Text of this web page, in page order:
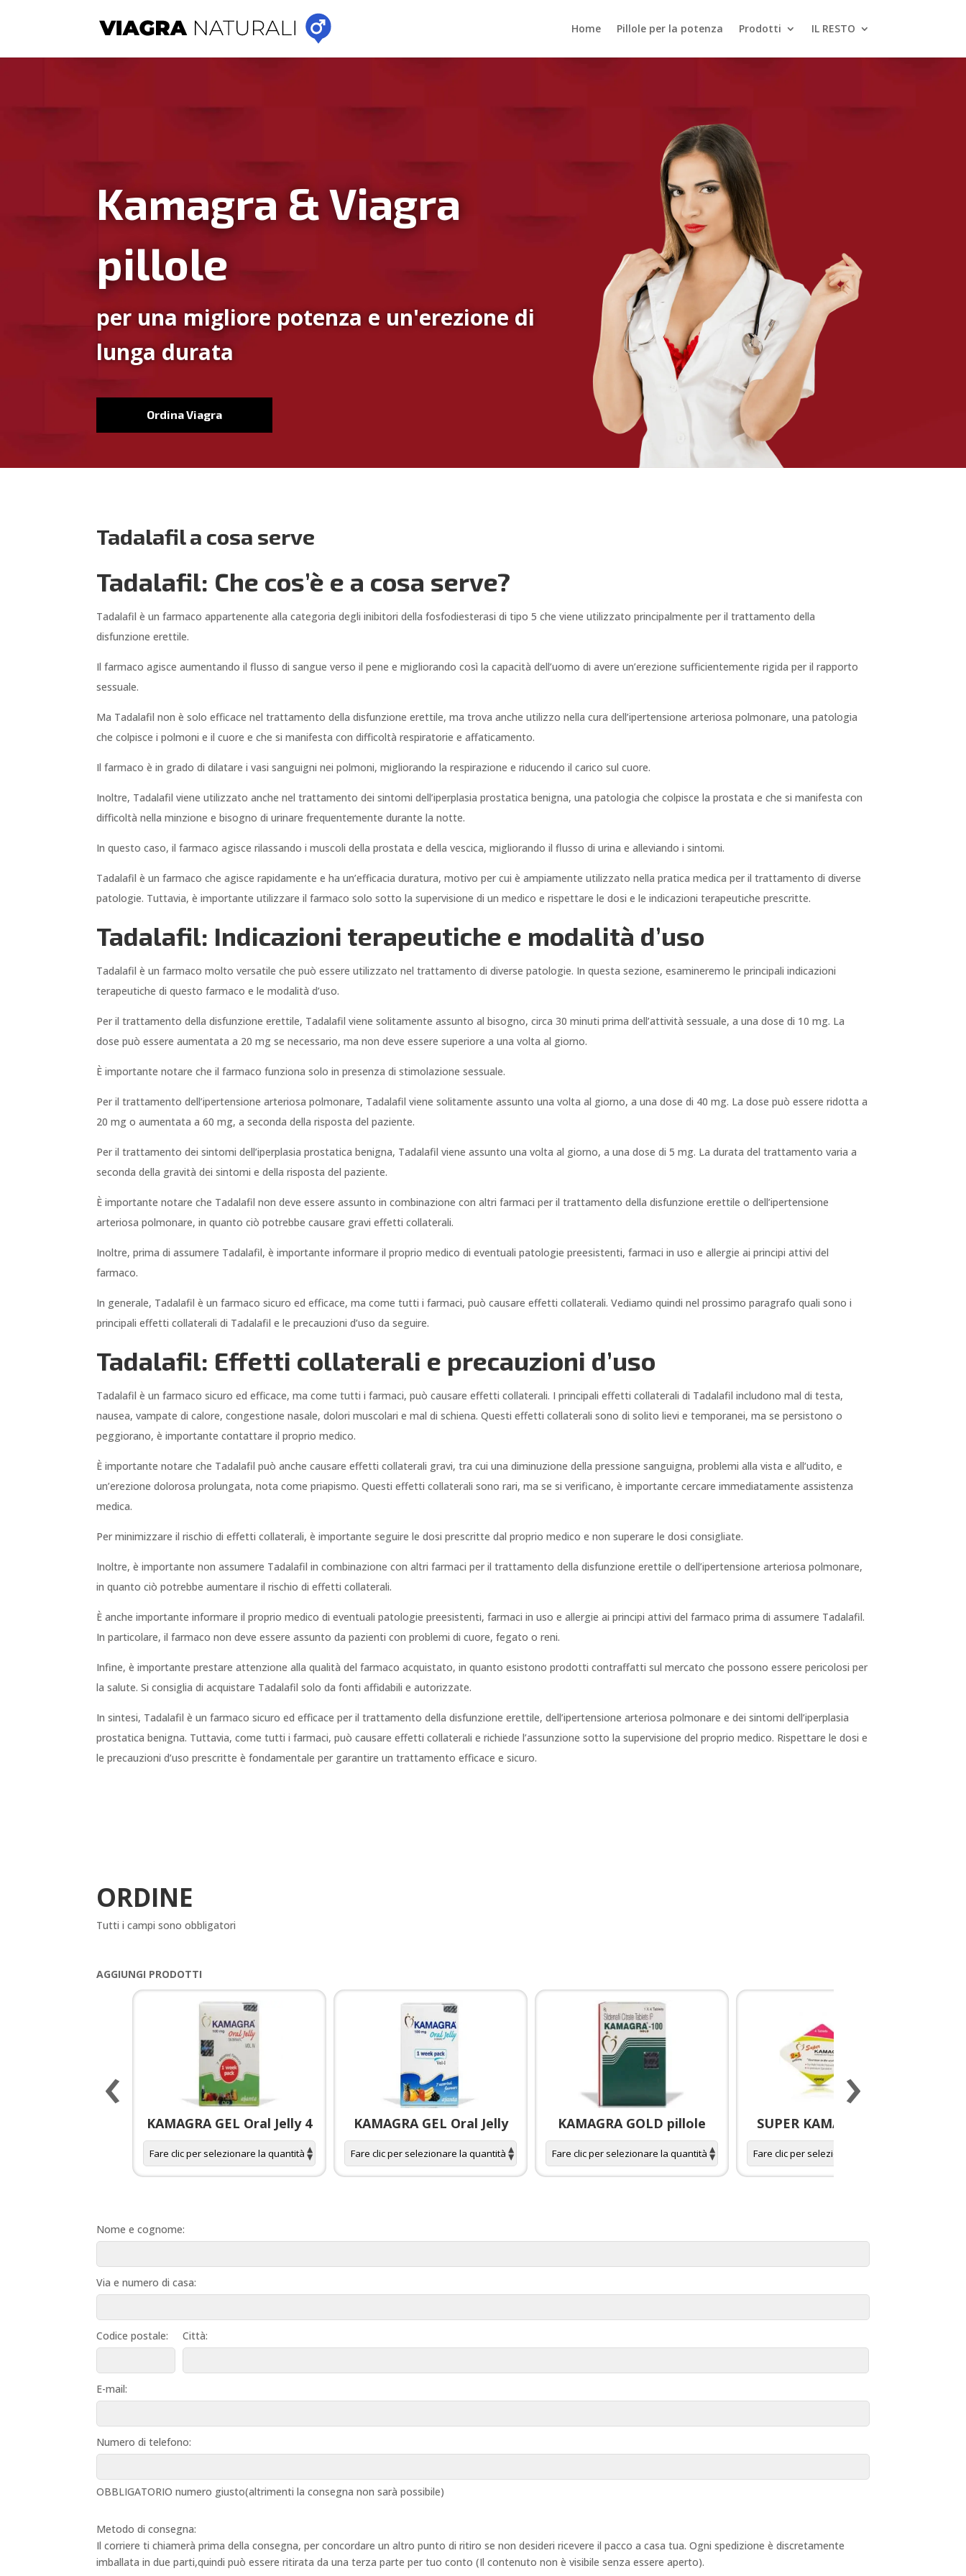
Home Pillole per la potenza Prodotti IL RESTO
Kamagra & Viagra
pillole
per una migliore potenza e un'erezione di
lunga durata
Ordina Viagra
Tadalafil a cosa serve
Tadalafil: Che cos’è e a cosa serve?
Tadalafil è un farmaco appartenente alla categoria degli inibitori della fosfodiesterasi di tipo 5 che viene utilizzato principalmente per il trattamento della
disfunzione erettile.
Il farmaco agisce aumentando il flusso di sangue verso il pene e migliorando così la capacità dell’uomo di avere un’erezione sufficientemente rigida per il rapporto
sessuale.
Ma Tadalafil non è solo efficace nel trattamento della disfunzione erettile, ma trova anche utilizzo nella cura dell’ipertensione arteriosa polmonare, una patologia
che colpisce i polmoni e il cuore e che si manifesta con difficoltà respiratorie e affaticamento.
Il farmaco è in grado di dilatare i vasi sanguigni nei polmoni, migliorando la respirazione e riducendo il carico sul cuore.
Inoltre, Tadalafil viene utilizzato anche nel trattamento dei sintomi dell’iperplasia prostatica benigna, una patologia che colpisce la prostata e che si manifesta con
difficoltà nella minzione e bisogno di urinare frequentemente durante la notte.
In questo caso, il farmaco agisce rilassando i muscoli della prostata e della vescica, migliorando il flusso di urina e alleviando i sintomi.
Tadalafil è un farmaco che agisce rapidamente e ha un’efficacia duratura, motivo per cui è ampiamente utilizzato nella pratica medica per il trattamento di diverse
patologie. Tuttavia, è importante utilizzare il farmaco solo sotto la supervisione di un medico e rispettare le dosi e le indicazioni terapeutiche prescritte.
Tadalafil: Indicazioni terapeutiche e modalità d’uso
Tadalafil è un farmaco molto versatile che può essere utilizzato nel trattamento di diverse patologie. In questa sezione, esamineremo le principali indicazioni
terapeutiche di questo farmaco e le modalità d’uso.
Per il trattamento della disfunzione erettile, Tadalafil viene solitamente assunto al bisogno, circa 30 minuti prima dell’attività sessuale, a una dose di 10 mg. La
dose può essere aumentata a 20 mg se necessario, ma non deve essere superiore a una volta al giorno.
È importante notare che il farmaco funziona solo in presenza di stimolazione sessuale.
Per il trattamento dell’ipertensione arteriosa polmonare, Tadalafil viene solitamente assunto una volta al giorno, a una dose di 40 mg. La dose può essere ridotta a
20 mg o aumentata a 60 mg, a seconda della risposta del paziente.
Per il trattamento dei sintomi dell’iperplasia prostatica benigna, Tadalafil viene assunto una volta al giorno, a una dose di 5 mg. La durata del trattamento varia a
seconda della gravità dei sintomi e della risposta del paziente.
È importante notare che Tadalafil non deve essere assunto in combinazione con altri farmaci per il trattamento della disfunzione erettile o dell’ipertensione
arteriosa polmonare, in quanto ciò potrebbe causare gravi effetti collaterali.
Inoltre, prima di assumere Tadalafil, è importante informare il proprio medico di eventuali patologie preesistenti, farmaci in uso e allergie ai principi attivi del
farmaco.
In generale, Tadalafil è un farmaco sicuro ed efficace, ma come tutti i farmaci, può causare effetti collaterali. Vediamo quindi nel prossimo paragrafo quali sono i
principali effetti collaterali di Tadalafil e le precauzioni d’uso da seguire.
Tadalafil: Effetti collaterali e precauzioni d’uso
Tadalafil è un farmaco sicuro ed efficace, ma come tutti i farmaci, può causare effetti collaterali. I principali effetti collaterali di Tadalafil includono mal di testa,
nausea, vampate di calore, congestione nasale, dolori muscolari e mal di schiena. Questi effetti collaterali sono di solito lievi e temporanei, ma se persistono o
peggiorano, è importante contattare il proprio medico.
È importante notare che Tadalafil può anche causare effetti collaterali gravi, tra cui una diminuzione della pressione sanguigna, problemi alla vista e all’udito, e
un’erezione dolorosa prolungata, nota come priapismo. Questi effetti collaterali sono rari, ma se si verificano, è importante cercare immediatamente assistenza
medica.
Per minimizzare il rischio di effetti collaterali, è importante seguire le dosi prescritte dal proprio medico e non superare le dosi consigliate.
Inoltre, è importante non assumere Tadalafil in combinazione con altri farmaci per il trattamento della disfunzione erettile o dell’ipertensione arteriosa polmonare,
in quanto ciò potrebbe aumentare il rischio di effetti collaterali.
È anche importante informare il proprio medico di eventuali patologie preesistenti, farmaci in uso e allergie ai principi attivi del farmaco prima di assumere Tadalafil.
In particolare, il farmaco non deve essere assunto da pazienti con problemi di cuore, fegato o reni.
Infine, è importante prestare attenzione alla qualità del farmaco acquistato, in quanto esistono prodotti contraffatti sul mercato che possono essere pericolosi per
la salute. Si consiglia di acquistare Tadalafil solo da fonti affidabili e autorizzate.
In sintesi, Tadalafil è un farmaco sicuro ed efficace per il trattamento della disfunzione erettile, dell’ipertensione arteriosa polmonare e dei sintomi dell’iperplasia
prostatica benigna. Tuttavia, come tutti i farmaci, può causare effetti collaterali e richiede l’assunzione sotto la supervisione del proprio medico. Rispettare le dosi e
le precauzioni d’uso prescritte è fondamentale per garantire un trattamento efficace e sicuro.
ORDINE
Tutti i campi sono obbligatori
AGGIUNGI PRODOTTI
KAMAGRA GEL Oral Jelly 4 KAMAGRA GEL Oral Jelly KAMAGRA GOLD pillole SUPER KAMAGRA pillole
‹ ›
Nome e cognome:
Via e numero di casa:
Codice postale: Città:
E-mail:
Numero di telefono:
OBBLIGATORIO numero giusto(altrimenti la consegna non sarà possibile)
Metodo di consegna:
Il corriere ti chiamerà prima della consegna, per concordare un altro punto di ritiro se non desideri ricevere il pacco a casa tua. Ogni spedizione è discretamente
imballata in due parti,quindi può essere ritirata da una terza parte per tuo conto (Il contenuto non è visibile senza essere aperto).